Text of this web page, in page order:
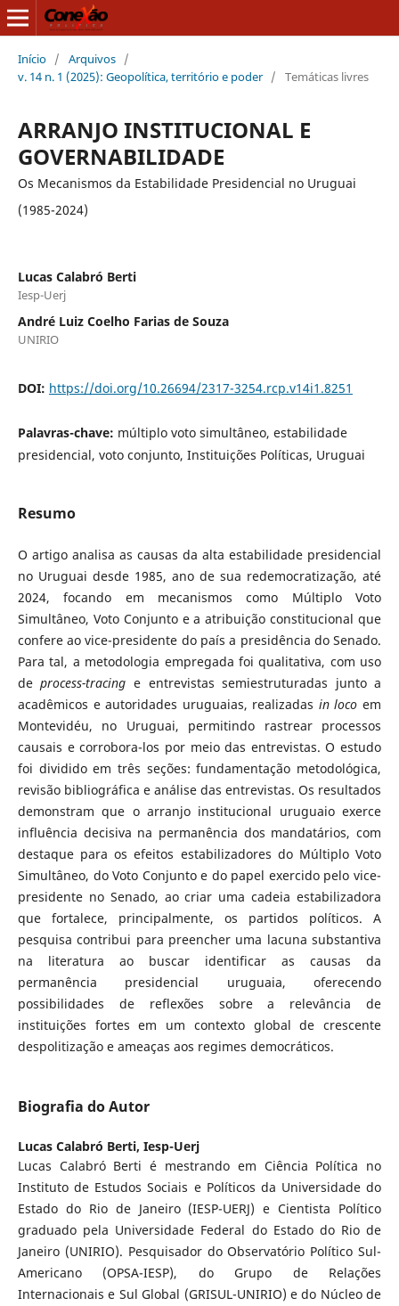
Início / Arquivos /
v. 14 n. 1 (2025): Geopolítica, território e poder / Temáticas livres
ARRANJO INSTITUCIONAL E
GOVERNABILIDADE
Os Mecanismos da Estabilidade Presidencial no Uruguai
(1985-2024)
Lucas Calabró Berti
Iesp-Uerj
André Luiz Coelho Farias de Souza
UNIRIO
DOI: https://doi.org/10.26694/2317-3254.rcp.v14i1.8251
Palavras-chave: múltiplo voto simultâneo, estabilidade
presidencial, voto conjunto, Instituições Políticas, Uruguai
Resumo
O artigo analisa as causas da alta estabilidade presidencial
no Uruguai desde 1985, ano de sua redemocratização, até
2024, focando em mecanismos como Múltiplo Voto
Simultâneo, Voto Conjunto e a atribuição constitucional que
confere ao vice-presidente do país a presidência do Senado.
Para tal, a metodologia empregada foi qualitativa, com uso
deprocess-tracing e entrevistas semiestruturadas junto a
acadêmicos e autoridades uruguaias, realizadas in locoem
Montevidéu, no Uruguai, permitindo rastrear processos
causais e corrobora-los por meio das entrevistas. O estudo
foi dividido em três seções: fundamentação metodológica,
revisão bibliográfica e análise das entrevistas. Os resultados
demonstram que o arranjo institucional uruguaio exerce
influência decisiva na permanência dos mandatários, com
destaque para os efeitos estabilizadores do Múltiplo Voto
Simultâneo, do Voto Conjunto e do papel exercido pelo vice-
presidente no Senado, ao criar uma cadeia estabilizadora
que fortalece, principalmente, os partidos políticos. A
pesquisa contribui para preencher uma lacuna substantiva
na literatura ao buscar identificar as causas da
permanência presidencial uruguaia, oferecendo
possibilidades de reflexões sobre a relevância de
instituições fortes em um contexto global de crescente
despolitização e ameaças aos regimes democráticos.
Biografia do Autor
Lucas Calabró Berti, Iesp-Uerj
Lucas Calabró Berti é mestrando em Ciência Política no
Instituto de Estudos Sociais e Políticos da Universidade do
Estado do Rio de Janeiro (IESP-UERJ) e Cientista Político
graduado pela Universidade Federal do Estado do Rio de
Janeiro (UNIRIO). Pesquisador do Observatório Político Sul-
Americano (OPSA-IESP), do Grupo de Relações
Internacionais e Sul Global (GRISUL-UNIRIO) e do Núcleo de